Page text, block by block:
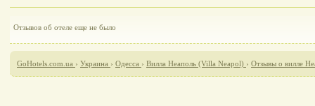
Отзывов об отеле еще не было
GoHotels.com.ua › Украина › Одесса › Вилла Неаполь (Villa Neapol) › Отзывы о вилле